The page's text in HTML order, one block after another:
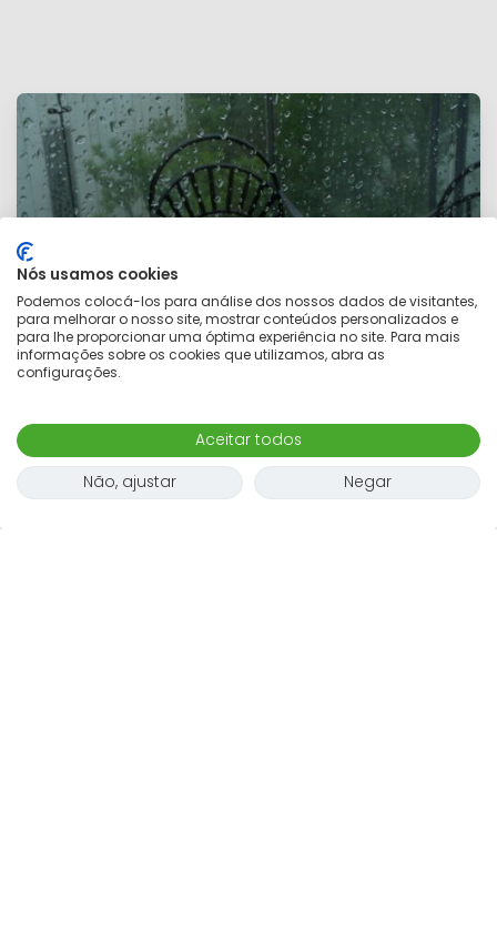
Cute, new apartment located in Potsdam
Nós usamos cookies
Podemos colocá-los para análise dos nossos dados de visitantes,
para melhorar o nosso site, mostrar conteúdos personalizados e
para lhe proporcionar uma óptima experiência no site. Para mais
informações sobre os cookies que utilizamos, abra as
configurações.
Aceitar todos
Não, ajustar
Negar